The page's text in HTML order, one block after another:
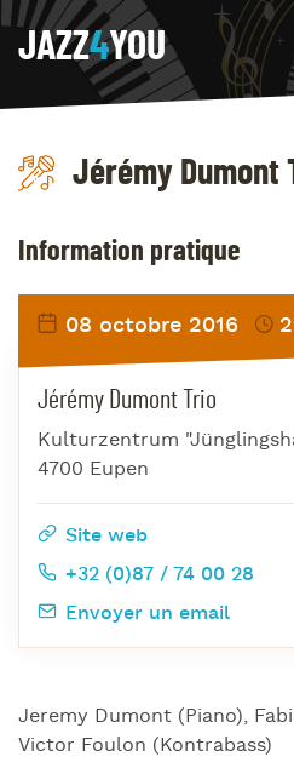
JAZZ4YOU
Jérémy Dumont
Jeremy Dumont (Piano),
Victor Foulon (Kontrabass)
Information pratique
08 octobre 2016
Jérémy Dumont Trio
Kulturzentrum
4700 Eupen
Site web
+32 (0)87 / 74 00 28
Envoyer un email